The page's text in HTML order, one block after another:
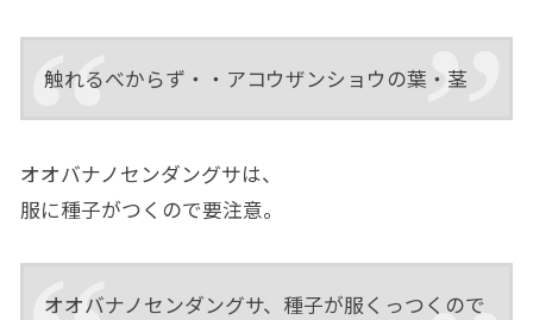
触れるべからず・・アコウザンショウの葉・茎
オオバナノセンダングサは、
服に種子がつくので要注意。
オオバナノセンダングサ、種子が服くっつくので